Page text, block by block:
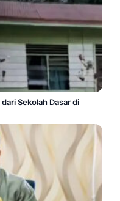
Sekolah Dasar di